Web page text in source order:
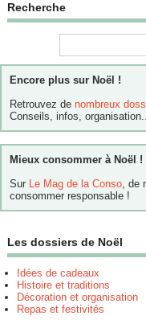
Recherche
Encore plus sur Noël !
Retrouvez de nombreux
Conseils, infos,
Mieux consommer à Noël !
Sur Le Mag de la Conso, de
consommer responsable !
Les dossiers de Noël
Idées de cadeaux
Histoire et traditions
Décoration et organisation
Repas et festivités